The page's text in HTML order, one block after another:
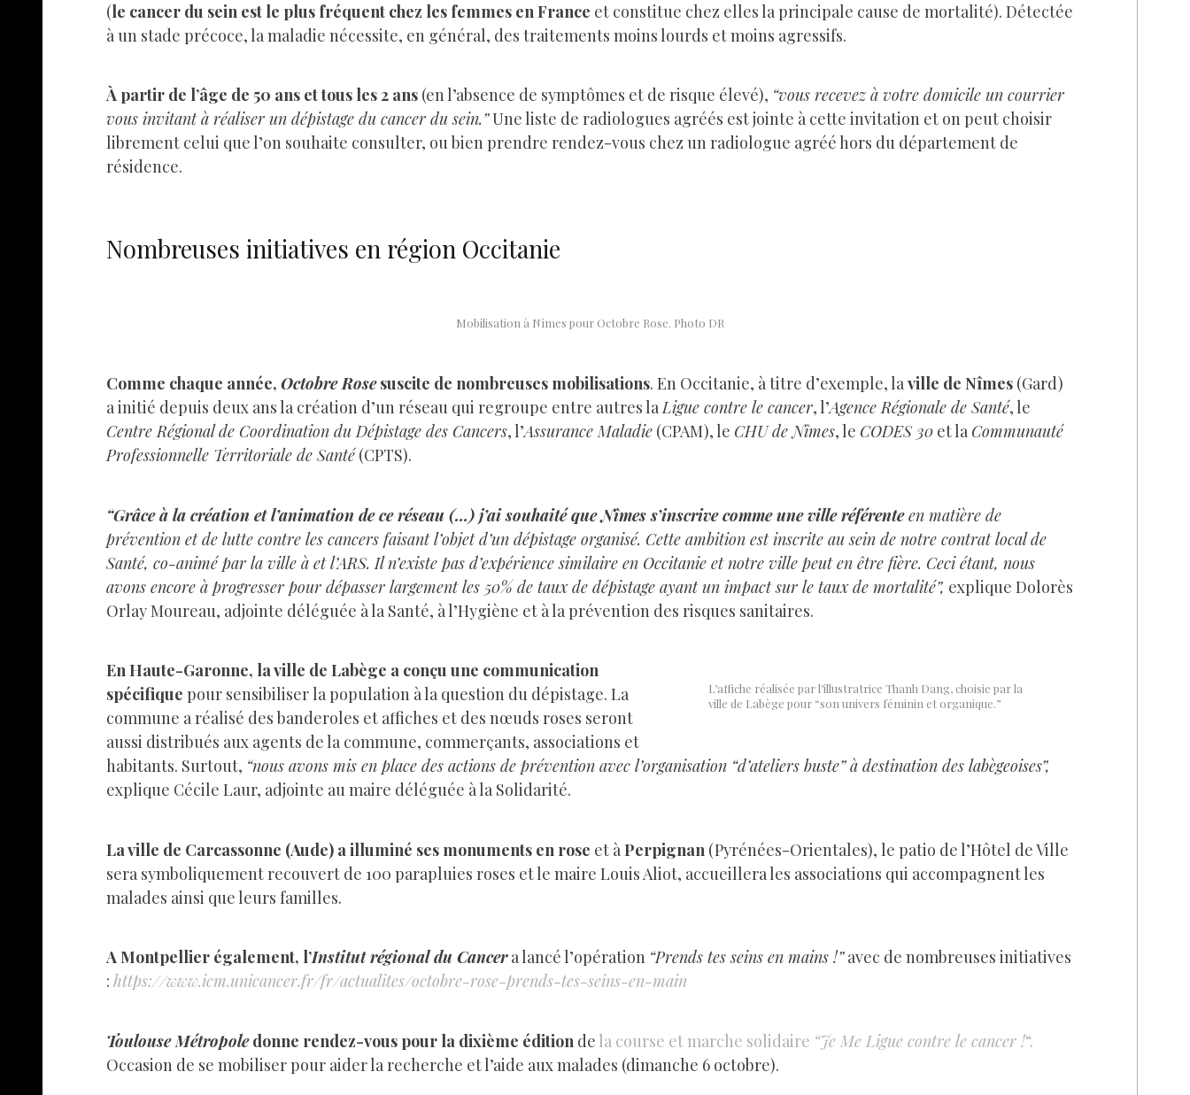
(le cancer du sein est le plus fréquent chez les femmes en France et constitue chez elles la principale cause de mortalité). Détectée
à un stade précoce, la maladie nécessite, en général, des traitements moins lourds et moins agressifs.
À partir de l’âge de 50 ans et tous les 2 ans (en l’absence de symptômes et de risque élevé), “vous recevez à votre domicile un courrier
vous invitant à réaliser un dépistage du cancer du sein.”Une liste de radiologues agréés est jointe à cette invitation et on peut choisir
librement celui que l’on souhaite consulter, ou bien prendre rendez-vous chez un radiologue agréé hors du département de
résidence.
Nombreuses initiatives en région Occitanie
Mobilisation à Nîmes pour Octobre Rose. Photo DR
Comme chaque année, Octobre Rosesuscite de nombreuses mobilisations. En Occitanie, à titre d’exemple, laville de Nîmes (Gard)
a initié depuis deux ans la création d’un réseau qui regroupe entre autres laLigue contre le cancer, l’Agence Régionale de Santé, le
Centre Régional de Coordination du Dépistage des Cancers, l’Assurance Maladie (CPAM), le CHU de Nîmes, le CODES 30 et la Communauté
Professionnelle Territoriale de Santé(CPTS).
“Grâce à la création et l’animation de ce réseau (…) j’ai souhaité que Nîmes s’inscrive comme une ville référenteen matière de
prévention et de lutte contre les cancers faisant l’objet d’un dépistage organisé. Cette ambition est inscrite au sein de notre contrat local de
Santé, co-animé par la ville à et l’ARS. Il n’existe pas d’expérience similaire en Occitanie et notre ville peut en être fière. Ceci étant, nous
avons encore à progresser pour dépasser largement les 50% de taux de dépistage ayant un impact sur le taux de mortalité”, explique Dolorès
Orlay Moureau, adjointe déléguée à la Santé, à l’Hygiène et à la prévention des risques sanitaires.
L’affiche réalisée par l’illustratrice Thanh Dang, choisie par la
ville de Labège pour “son univers féminin et organique.”
En Haute-Garonne, la ville de Labège a conçu une communication
spécifique pour sensibiliser la population à la question du dépistage. La
commune a réalisé des banderoles et affiches et des nœuds roses seront
aussi distribués aux agents de la commune, commerçants, associations et
habitants. Surtout, “nous avons mis en place des actions de prévention avec l’organisation “d’ateliers buste” à destination des labègeoises”,
explique Cécile Laur, adjointe au maire déléguée à la Solidarité.
La ville de Carcassonne (Aude) a illuminé ses monuments en rose et àPerpignan (Pyrénées-Orientales), le patio de l’Hôtel de Ville
sera symboliquement recouvert de 100 parapluies roses et le maire Louis Aliot, accueillera les associations qui accompagnent les
malades ainsi que leurs familles.
A Montpellier également, l’Institut régional du Cancer a lancé l’opération “Prends tes seins en mains !”avec de nombreuses initiatives
: https://www.icm.unicancer.fr/fr/actualites/octobre-rose-prends-tes-seins-en-main
Toulouse Métropoledonne rendez-vous pour la dixième édition de la course et marche solidaire “Je Me Ligue contre le cancer !“.
Occasion de se mobiliser pour aider la recherche et l’aide aux malades (dimanche 6 octobre).